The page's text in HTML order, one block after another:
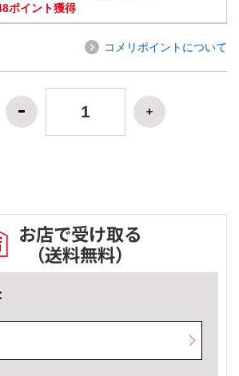
ポイント獲得
コメリポイントについて
お店で受け取る
（送料無料）